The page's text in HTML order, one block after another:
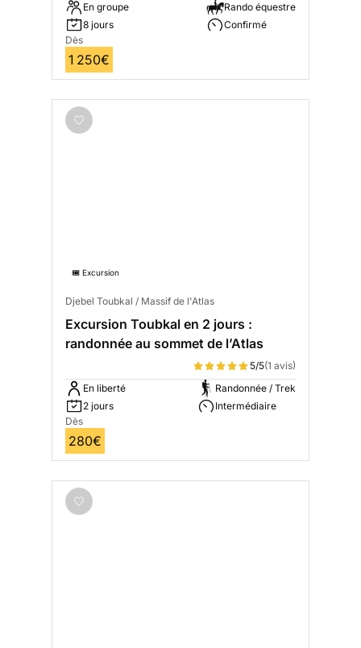
En groupe
8 jours
Rando équestre
Confirmé
Dès
1 250€
🎟️ Excursion
Djebel Toubkal / Massif de l'Atlas
Excursion Toubkal en 2 jours :
randonnée au sommet de l’Atlas
5/5(1 avis)
En liberté
2 jours
Randonnée / Trek
Intermédiaire
Dès
280€